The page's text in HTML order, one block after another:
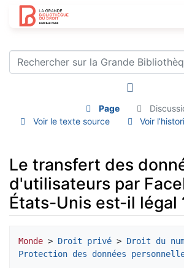
Page
Voir le texte source
Voir
Le transfert des
d'utilisateurs par
États-Unis est-il légal
Monde > Droit privé > Droit du
Protection des données